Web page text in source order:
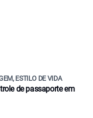
ESTILO DE VIDA
de passaporte em